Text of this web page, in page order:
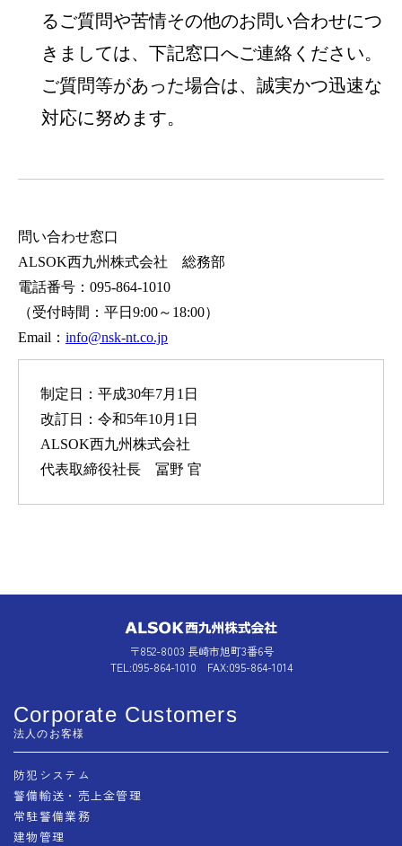
るご質問や苦情その他のお問い合わせにつ
きましては、下記窓口へご連絡ください。
ご質問等があった場合は、誠実かつ迅速な
対応に努めます。
問い合わせ窓口
ALSOK西九州株式会社 総務部
電話番号：095-864-1010
（受付時間：平日9:00～18:00）
Email： info@nsk-nt.co.jp
制定日：平成30年7月1日
改訂日：令和5年10月1日
ALSOK西九州株式会社
代表取締役社長 冨野 官
〒852-8003 長崎市旭町3番6号
TEL:095-864-1010 FAX:095-864-1014
Corporate Customers
法人のお客様
防犯システム
警備輸送・売上金管理
常駐警備業務
建物管理